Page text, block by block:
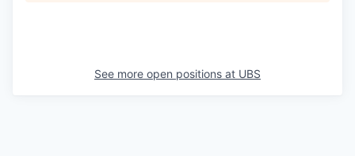
See more open positions at UBS